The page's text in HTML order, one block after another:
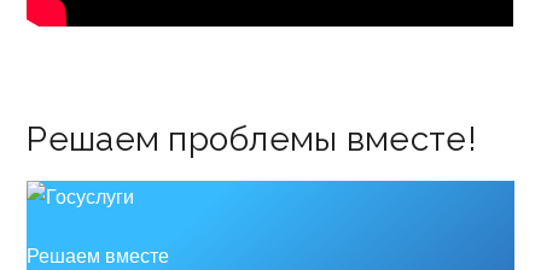
Решаем проблемы вместе!
Решаем вместе